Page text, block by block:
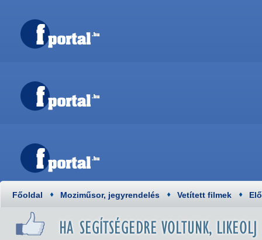
Főoldal Moziműsor, jegyrendelés Vetített filmek